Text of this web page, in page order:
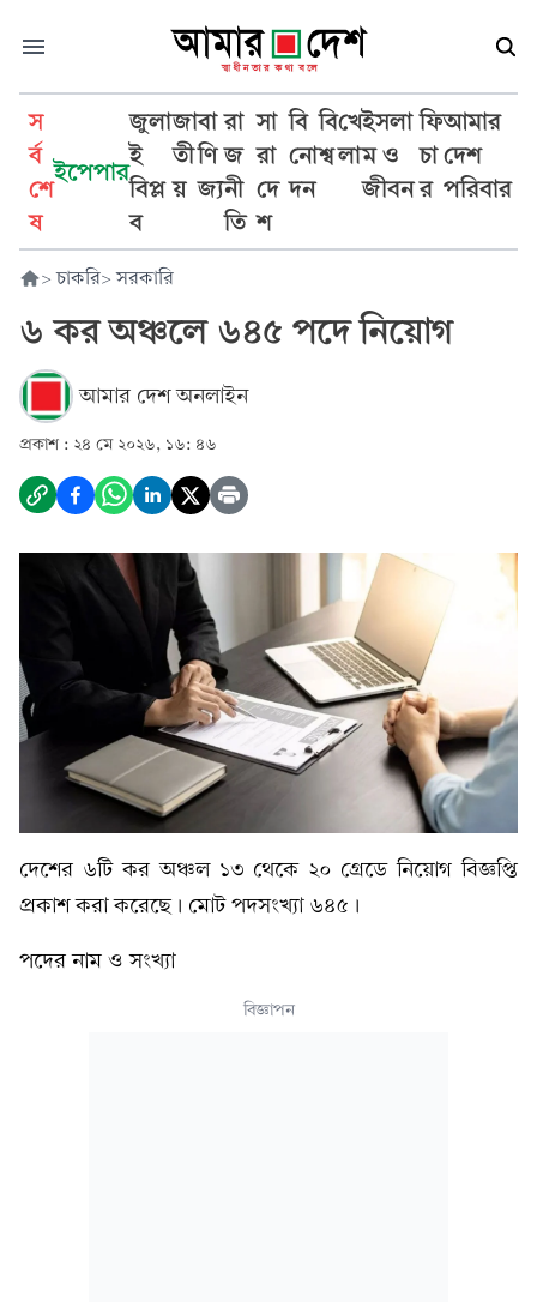
স
র্ব
শে
ষ
ইপেপার
জুলা
ই
বিপ্ল
ব
জা
তী
য়
বা
ণি
জ্য
রা
জ
নী
তি
সা
রা
দে
শ
বি
নো
দন
বি
শ্ব
খে
লা
ইসলা
ম ও
জীবন
ফি
চা
র
আমার
দেশ
পরিবার
> চাকরি> সরকারি
৬ কর অঞ্চলে ৬৪৫ পদে নিয়োগ
আমার দেশ অনলাইন
প্রকাশ : ২৪ মে ২০২৬, ১৬: ৪৬
দেশের ৬টি কর অঞ্চল ১৩ থেকে ২০ গ্রেডে নিয়োগ বিজ্ঞপ্তি
প্রকাশ করা করেছে। মোট পদসংখ্যা ৬৪৫।
পদের নাম ও সংখ্যা
বিজ্ঞাপন